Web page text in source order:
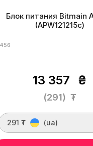
Блок питания Bitmain
(APW121215c)
13 357 ₴
(291) ₮
291 ₮ (ua)